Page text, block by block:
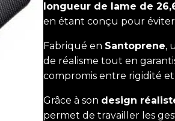
longueur de lame de
en étant conçu pour éviter
Fabriqué en Santoprene,
de réalisme tout en
compromis entre rigidité
Grâce à son design
permet de travailler les